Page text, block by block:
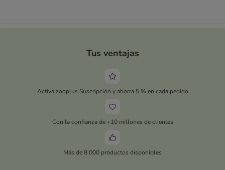
Tus ventajas
Activa zooplus Suscripción y ahorra 5 % en cada pedido
Con la confianza de +10 millones de clientes
Más de 8.000 productos disponibles